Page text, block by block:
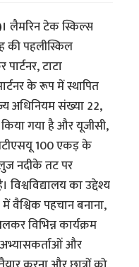
लैमरिन टेक स्किल्स
की पहलीस्किल
टाटा
के रूप में स्थापित
अधिनियम संख्या 22,
किया गया है और यूजीसी,
100 एकड़ के
नदीके तट पर
का उद्देश्य
वैश्विक पहचान बनाना,
विभिन्न कार्यक्रम
अभ्यासकर्ताओं और